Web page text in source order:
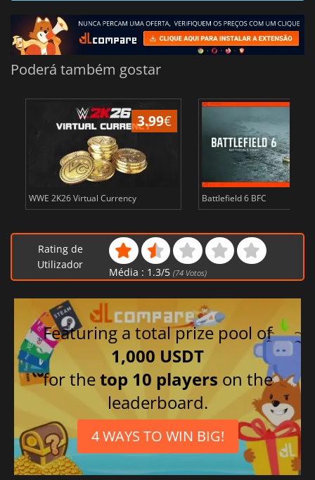
Poderá também gostar
3.99€
WWE 2K26 Virtual Currency Battlefield 6 BFC
Rating de
Utilizador
Média : 1.3/5 (74Votos)
Featuring a total prize pool of
1,000 USDT
for thetop 10 players on the
leaderboard.
4 WAYS TO WIN BIG!